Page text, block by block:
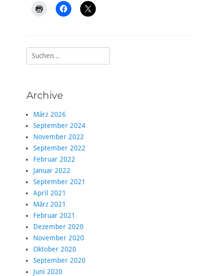
Suche
nach:
Archive
März 2026
September 2024
November 2022
September 2022
Februar 2022
Januar 2022
September 2021
April 2021
März 2021
Februar 2021
Dezember 2020
November 2020
Oktober 2020
September 2020
Juni 2020